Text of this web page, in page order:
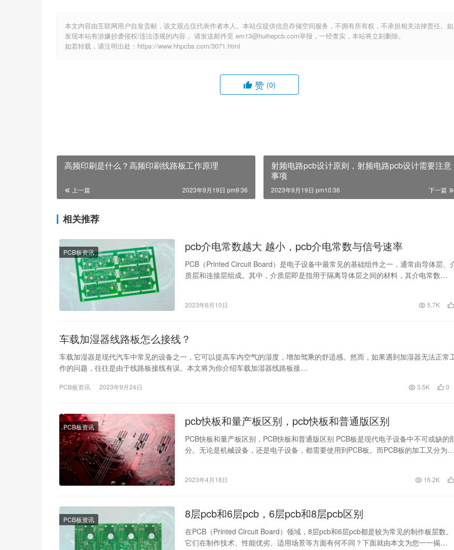
本文内容由互联网用户自发贡献，该文观点仅代表作者本人。本站仅提供信息存储空间服务，不拥有所有权，不承担相关法律责任。如
发现本站有涉嫌抄袭侵权/违法违规的内容， 请发送邮件至 em13@huihepcb.com举报，一经查实，本站将立刻删除。
如若转载，请注明出处：https://www.hhpcbs.com/3071.html
赞 (0)
高频印刷是什么？高频印刷线路板工作原理
上一篇 2023年9月19日 pm9:36
射频电路pcb设计原则，射频电路pcb设计需要注意
事项
下一篇
2023年9月19日 pm10:36
相关推荐
PCB板资讯 pcb介电常数越大 越小，pcb介电常数与信号速率
PCB（Printed Circuit Board）是电子设备中最常见的基础组件之一，通常由导体层、
质层和连接层组成。其中，介质层即是指用于隔离导体层之间的材料，其介电常数
2023年6月10日 5.7K
车载加湿器线路板怎么接线？
车载加湿器是现代汽车中常见的设备之一，它可以提高车内空气的湿度，增加驾乘的舒适感。然而，如果遇到加湿器无法正常
作的问题，往往是由于线路板接线有误。本文将为你介绍车载加湿器线路板接…
PCB板资讯 2023年9月24日 3.5K 0
PCB板资讯 pcb快板和量产板区别，pcb快板和普通版区别
PCB快板和量产板区别，PCB快板和普通版区别 PCB板是现代电子设备中不可或缺的
分。无论是机械设备，还是电子设备，都需要使用到PCB板。而PCB板的加工又分为快
2023年4月18日 16.2K
PCB板资讯 8层pcb和6层pcb，6层pcb和8层pcb区别
在PCB（Printed Circuit Board）领域，8层pcb和6层pcb都是较为常见的制作板层数。
它们在制作技术、性能优劣、适用场景等方面有何不同？下面就由本文为您一一揭…